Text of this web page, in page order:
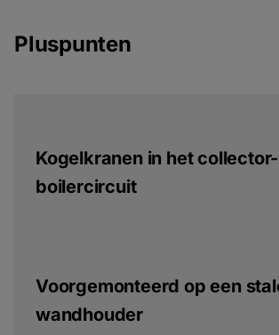
Pluspunten
Kogelkranen in het
boilercircuit
Voorgemonteerd op een
wandhouder